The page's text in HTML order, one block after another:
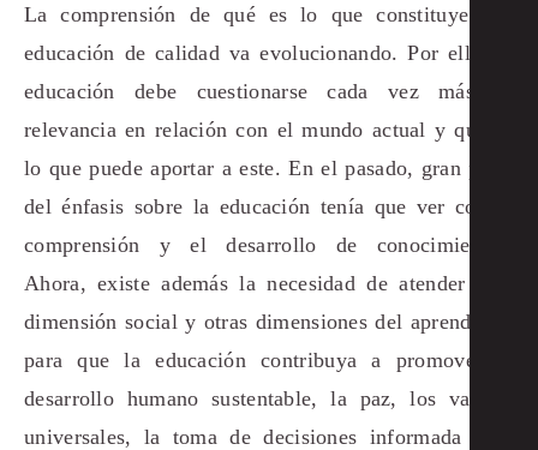
La comprensión de qué es lo que constituye una
educación de calidad va evolucionando. Por ello, la
educación debe cuestionarse cada vez más su
relevancia en relación con el mundo actual y qué es
lo que puede aportar a este. En el pasado, gran parte
del énfasis sobre la educación tenía que ver con la
comprensión y el desarrollo de conocimientos.
Ahora, existe además la necesidad de atender a la
dimensión social y otras dimensiones del aprendizaje
para que la educación contribuya a promover el
desarrollo humano sustentable, la paz, los valores
universales, la toma de decisiones informada y la